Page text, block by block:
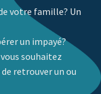
votre famille? Un
un impayé?
souhaitez
retrouver un ou